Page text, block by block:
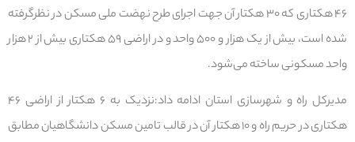
۴۶ هکتاری که ۳۰ هکتار آن جهت اجرای طرح نهضت ملی مسکن در نظرگرفته
شده است، بیش از یک هزار و ۵۰۰ واحد و در اراضی ۵۹ هکتاری بیش از ۲ هزار
واحد مسکونی ساخته می‌شود.
مدیرکل راه و شهرسازی استان ادامه داد:نزدیک به ۶ هکتار از اراضی ۴۶
هکتاری در حریم راه و ۱۰ هکتار آن در قالب تامین مسکن دانشگاهیان مطابق